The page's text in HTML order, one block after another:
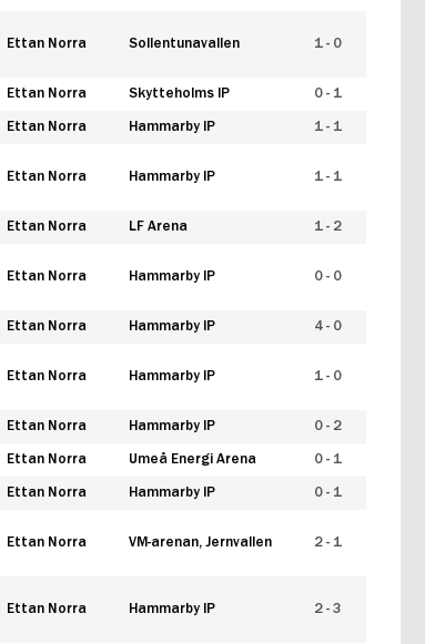
Ettan Norra Sollentunavallen 1 - 0
Ettan Norra Skytteholms IP 0 - 1
Ettan Norra Hammarby IP 1 - 1
Ettan Norra Hammarby IP 1 - 1
Ettan Norra LF Arena 1 - 2
Ettan Norra Hammarby IP 0 - 0
Ettan Norra Hammarby IP 4 - 0
Ettan Norra Hammarby IP 1 - 0
Ettan Norra Hammarby IP 0 - 2
Ettan Norra Umeå Energi Arena 0 - 1
Ettan Norra Hammarby IP 0 - 1
Ettan Norra VM-arenan, Jernvallen 2 - 1
Ettan Norra Hammarby IP 2 - 3